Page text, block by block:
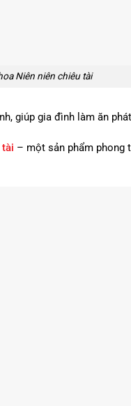
Niên niên chiêu tài
giúp gia đình làm ăn
tài – một sản phẩm phong